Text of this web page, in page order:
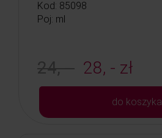
Kod: 85098
Poj: ml
24, - 28, - zł
do koszyka